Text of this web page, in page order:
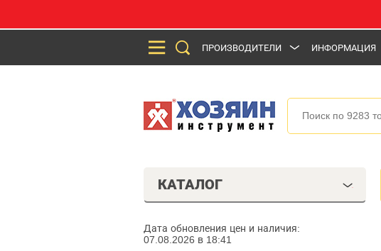
ПРОИЗВОДИТЕЛИ ИНФОРМАЦИЯ
КАТАЛОГ
Дата обновления цен и наличия:
07.08.2026 в 18:41